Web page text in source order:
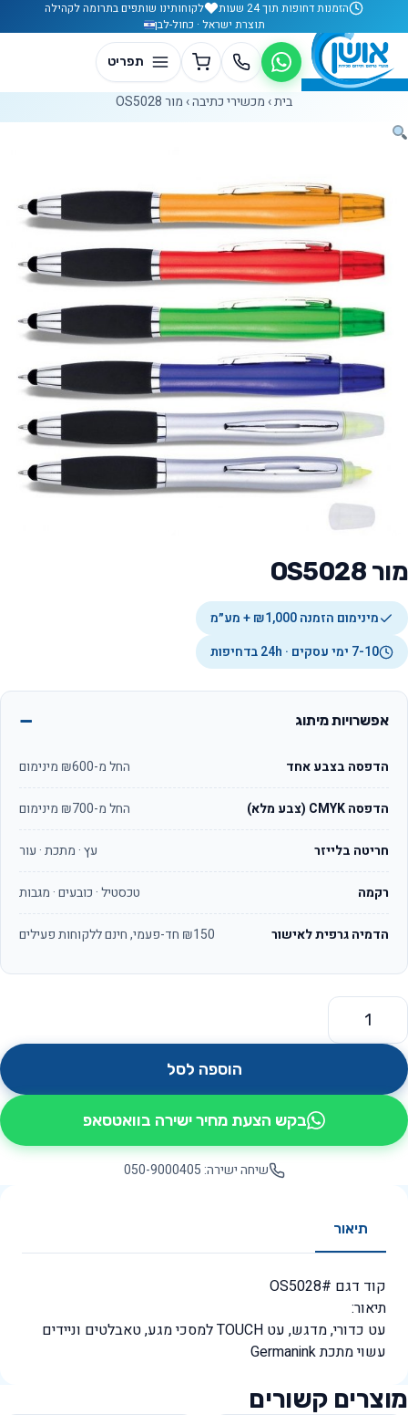
דלג לתוכןהזמנות דחופות תוך 24 שעות
לקוחותינו שותפים בתרומה לקהילה
תוצרת ישראל · כחול-לבן
בית› מכשירי כתיבה› מור OS5028
מור OS5028
מינימום הזמנה ₪1,000 + מע״מ
7-10 ימי עסקים · 24h בדחיפות
אפשרויות מיתוג
הדפסה בצבע אחד החל מ-₪600 מינימום
הדפסה CMYK (צבע מלא) החל מ-₪700 מינימום
חריטה בלייזר עץ · מתכת · עור
רקמה טכסטיל · כובעים · מגבות
הדמיה גרפית לאישור ₪150 חד-פעמי, חינם ללקוחות פעילים
כמות של מור OS5028
הוספה לסל
בקש הצעת מחיר ישירה בוואטסאפ
שיחה ישירה: 050-9000405
תיאור
קוד דגם #OS5028
תיאור:
עט כדורי, מדגש, עט TOUCH למסכי מגע, טאבלטים וניידים
עשוי מתכת Germanink
מוצרים קשורים